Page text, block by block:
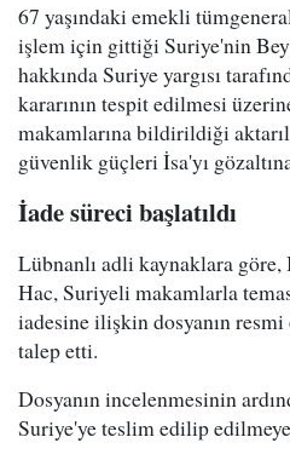
67 yaşındaki emekli
işlem için gittiği Suriye'nin
hakkında Suriye yargısı
kararının tespit edilmesi
makamlarına bildirildiği
güvenlik güçleri İsa'yı
İade süreci başlatıldı
Lübnanlı adli kaynaklara göre,
Hac, Suriyeli makamlarla
iadesine ilişkin dosyanın
talep etti.
Dosyanın incelenmesinin
Suriye'ye teslim edilip